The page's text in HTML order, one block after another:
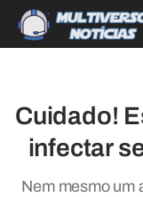
Cuidado!
infectar
Nem mesmo um